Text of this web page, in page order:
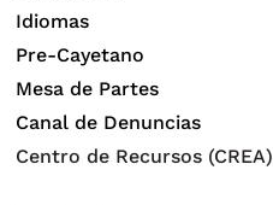
Idiomas
Pre-Cayetano
Mesa de Partes
Canal de Denuncias
Centro de Recursos (CREA)